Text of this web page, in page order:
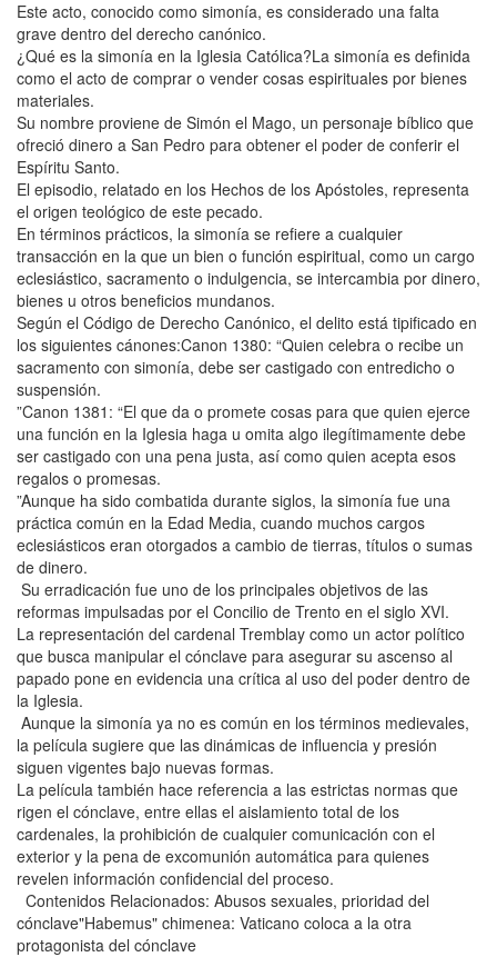
Este acto, conocido como simonía, es considerado una falta
grave dentro del derecho canónico.
¿Qué es la simonía en la Iglesia Católica?La simonía es definida
como el acto de comprar o vender cosas espirituales por bienes
materiales.
Su nombre proviene de Simón el Mago, un personaje bíblico que
ofreció dinero a San Pedro para obtener el poder de conferir el
Espíritu Santo.
El episodio, relatado en los Hechos de los Apóstoles, representa
el origen teológico de este pecado.
En términos prácticos, la simonía se refiere a cualquier
transacción en la que un bien o función espiritual, como un cargo
eclesiástico, sacramento o indulgencia, se intercambia por dinero,
bienes u otros beneficios mundanos.
Según el Código de Derecho Canónico, el delito está tipificado en
los siguientes cánones:Canon 1380: “Quien celebra o recibe un
sacramento con simonía, debe ser castigado con entredicho o
suspensión.
”Canon 1381: “El que da o promete cosas para que quien ejerce
una función en la Iglesia haga u omita algo ilegítimamente debe
ser castigado con una pena justa, así como quien acepta esos
regalos o promesas.
”Aunque ha sido combatida durante siglos, la simonía fue una
práctica común en la Edad Media, cuando muchos cargos
eclesiásticos eran otorgados a cambio de tierras, títulos o sumas
de dinero.
Su erradicación fue uno de los principales objetivos de las
reformas impulsadas por el Concilio de Trento en el siglo XVI.
La representación del cardenal Tremblay como un actor político
que busca manipular el cónclave para asegurar su ascenso al
papado pone en evidencia una crítica al uso del poder dentro de
la Iglesia.
Aunque la simonía ya no es común en los términos medievales,
la película sugiere que las dinámicas de influencia y presión
siguen vigentes bajo nuevas formas.
La película también hace referencia a las estrictas normas que
rigen el cónclave, entre ellas el aislamiento total de los
cardenales, la prohibición de cualquier comunicación con el
exterior y la pena de excomunión automática para quienes
revelen información confidencial del proceso.
Contenidos Relacionados: Abusos sexuales, prioridad del
cónclave"Habemus" chimenea: Vaticano coloca a la otra
protagonista del cónclave